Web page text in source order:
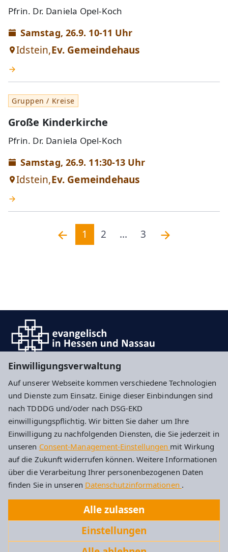
Einwilligungsverwaltung
Auf unserer Webseite kommen verschiedene Technologien
und Dienste zum Einsatz. Einige dieser Einbindungen sind
nach TDDDG und/oder nach DSG-EKD
einwilligungspflichtig. Wir bitten Sie daher um Ihre
Einwilligung zu nachfolgenden Diensten, die Sie jederzeit in
unseren Consent-Management-Einstellungen mit Wirkung
auf die Zukunft widerrufen können. Weitere Informationen
über die Verarbeitung Ihrer personenbezogenen Daten
finden Sie in unseren Datenschutzinformationen .
Alle zulassen
Einstellungen
Pfrin. Dr. Daniela Opel-Koch
Samstag, 26.9. 10-11 Uhr
Idstein,Ev. Gemeindehaus
Gruppen / Kreise
Große Kinderkirche
Pfrin. Dr. Daniela Opel-Koch
Samstag, 26.9. 11:30-13 Uhr
Idstein,Ev. Gemeindehaus
1 2 ... 3
Hier können Sie sich für unseren Newsletter
anmelden
Impressum Datenschutz Cookie-Einstellungen
Evangelische Kirchengemeinde Idstein
Albert-Schweitzer-Str. 4
65510 Idstein
Kirchengemeinde.Idstein@ekhn.de